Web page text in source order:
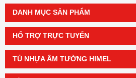
DANH MỤC SẢN PHẨM
HỔ TRỢ TRỰC TUYẾN
TỦ NHỰA ÂM TƯỜNG HIMEL